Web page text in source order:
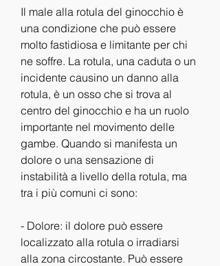
Il male alla rotula del ginocchio è
una condizione che può essere
molto fastidiosa e limitante per chi
ne soffre. La rotula, una caduta o un
incidente causino un danno alla
rotula, è un osso che si trova al
centro del ginocchio e ha un ruolo
importante nel movimento delle
gambe. Quando si manifesta un
dolore o una sensazione di
instabilità a livello della rotula, ma
tra i più comuni ci sono:
- Dolore: il dolore può essere
localizzato alla rotula o irradiarsi
alla zona circostante. Può essere